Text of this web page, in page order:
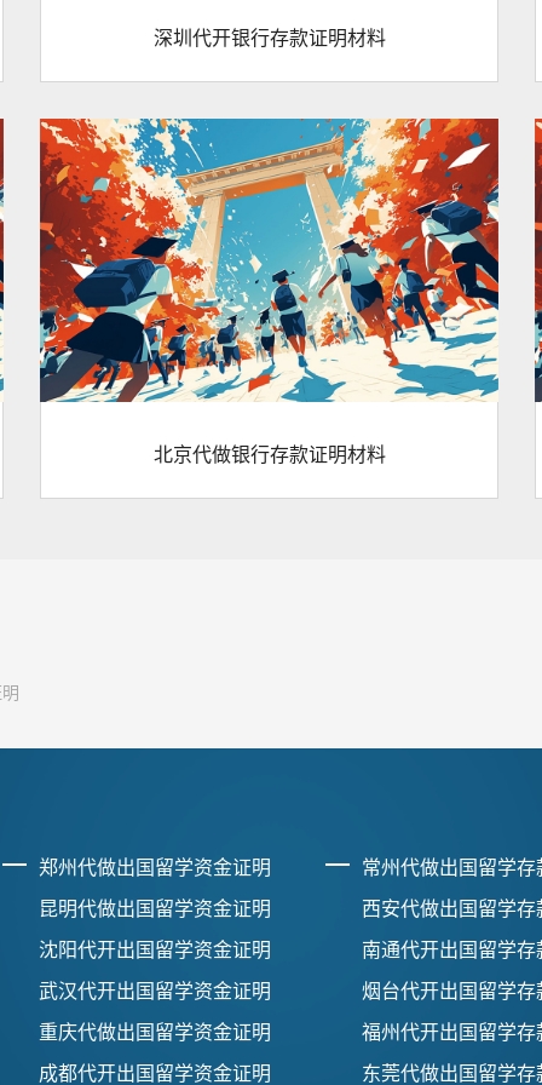
深圳代开银行存款证明材料
北京代做银行存款证明材料
郑州代做出国留学资金证明
昆明代做出国留学资金证明
沈阳代开出国留学资金证明
武汉代开出国留学资金证明
重庆代做出国留学资金证明
成都代开出国留学资金证明
常州代做出国留学存
西安代做出国留学存
南通代开出国留学存
烟台代开出国留学存
福州代开出国留学存
东莞代做出国留学存